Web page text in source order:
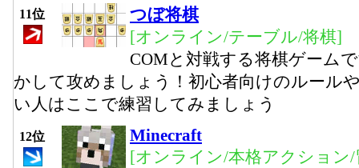
11位
つぼ将棋
[オンライン/テーブル/将棋]
COMと対戦する将棋ゲーム
かして攻めましょう！初心者向けのルール
い人はここで練習してみましょう
12位
Minecraft
[オンライン/本格アクション